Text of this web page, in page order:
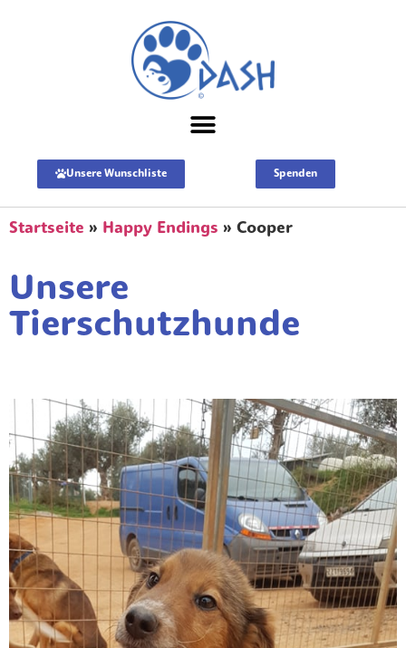
Unsere Wunschliste Spenden
Startseite » Happy Endings » Cooper
Unsere
Tierschutzhunde